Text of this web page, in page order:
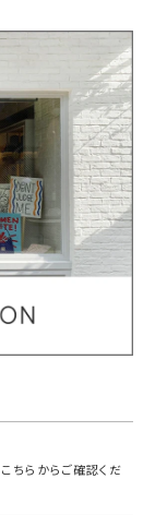
こちらからご確認くだ